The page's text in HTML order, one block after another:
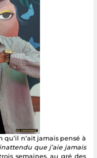
qu’il n’ait jamais pensé à
que j’aie jamais
semaines, au gré des